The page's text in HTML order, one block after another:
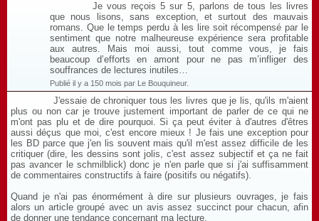
Je vous reçois 5 sur 5, parlons de tous les livres
que nous lisons, sans exception, et surtout des mauvais
romans. Que le temps perdu à les lire soit récompensé par le
sentiment que notre malheureuse expérience sera profitable
aux autres. Mais moi aussi, tout comme vous, je fais
beaucoup d’efforts en amont pour ne pas m’infliger des
souffrances de lectures inutiles…
Publié il y a 150 mois par Le Bouquineur.
J'essaie de chroniquer tous les livres que je lis, qu'ils m'aient
plus ou non car je trouve justement important de parler de ce qui ne
m'ont pas plu et de dire pourquoi. Si ça peut éviter à d'autres d'êtres
aussi déçus que moi, c'est encore mieux ! Je fais une exception pour
les BD parce que j'en lis souvent mais qu'il m'est assez difficile de les
critiquer (dire, les dessins sont jolis, c'est assez subjectif et ça ne fait
pas avancer le schmilblick) donc je n'en parle que si j'ai suffisamment
de commentaires constructifs à faire (positifs ou négatifs).
Quand je n'ai pas énormément à dire sur plusieurs ouvrages, je fais
alors un article groupé avec un avis assez succinct pour chacun, afin
de donner une tendance concernant ma lecture.